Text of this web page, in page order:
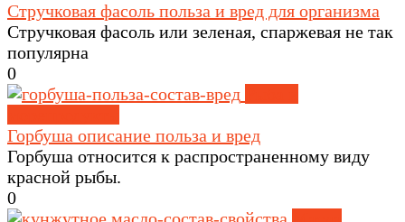
Стручковая фасоль польза и вред для организма
Стручковая фасоль или зеленая, спаржевая не так
популярна
0
Горбуша описание польза и вред
Горбуша относится к распространенному виду
красной рыбы.
0